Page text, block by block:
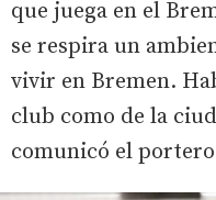
que juega en el
se respira un
vivir en Bremen.
club como de la
comunicó el